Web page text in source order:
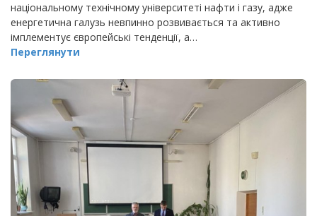
національному технічному університеті нафти і газу, адже
енергетична галузь невпинно розвивається та активно
імплементує європейські тенденції, а…
Переглянути